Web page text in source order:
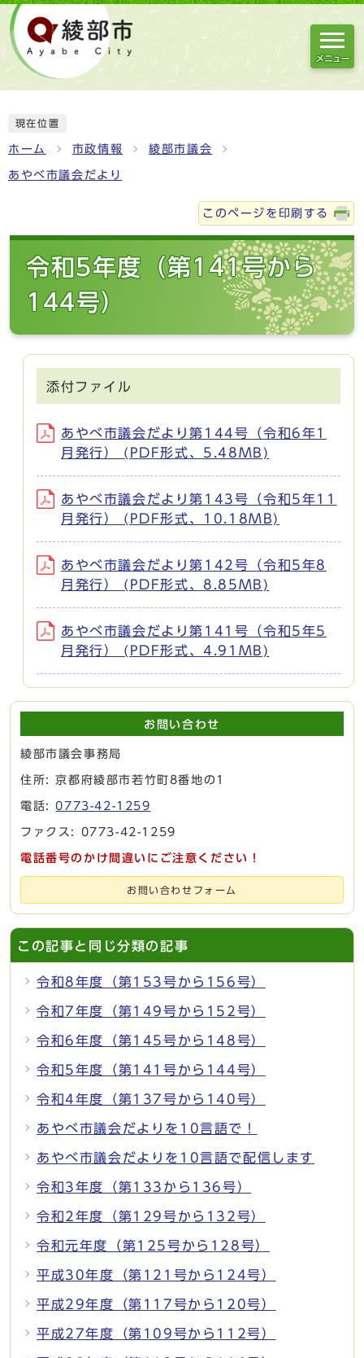
メニュー
現在位置
ホーム 市政情報 綾部市議会
あやべ市議会だより
このページを印刷する
令和5年度（第141号から
144号）
添付ファイル
あやべ市議会だより第144号（令和6年1
月発行） (PDF形式、5.48MB)
あやべ市議会だより第143号（令和5年11
月発行） (PDF形式、10.18MB)
あやべ市議会だより第142号（令和5年8
月発行） (PDF形式、8.85MB)
あやべ市議会だより第141号（令和5年5
月発行） (PDF形式、4.91MB)
お問い合わせ
綾部市議会事務局
住所: 京都府綾部市若竹町8番地の1
電話:0773-42-1259
ファクス: 0773-42-1259
電話番号のかけ間違いにご注意ください！
お問い合わせフォーム
この記事と同じ分類の記事
令和8年度（第153号から156号）
令和7年度（第149号から152号）
令和6年度（第145号から148号）
令和5年度（第141号から144号）
令和4年度（第137号から140号）
あやべ市議会だよりを10言語で！
あやべ市議会だよりを10言語で配信します
令和3年度（第133から136号）
令和2年度（第129号から132号）
令和元年度（第125号から128号）
平成30年度（第121号から124号）
平成29年度（第117号から120号）
平成27年度（第109号から112号）